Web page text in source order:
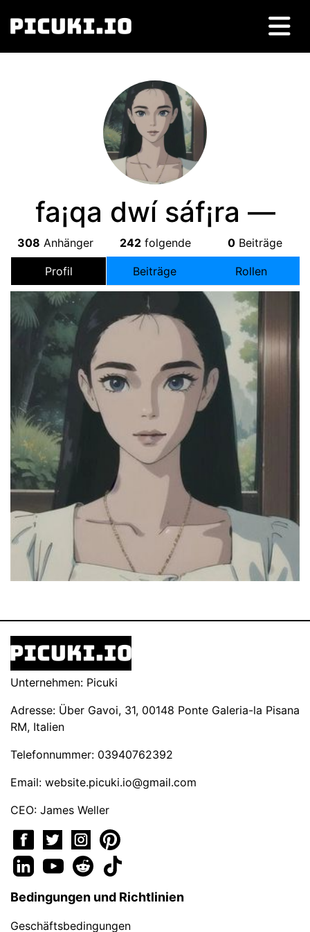
fa¡qa dwí sáf¡ra —
308 Anhänger 242folgende 0Beiträge
Profil Beiträge Rollen
Unternehmen: Picuki
Adresse: Über Gavoi, 31, 00148 Ponte Galeria-la Pisana
RM, Italien
Telefonnummer: 03940762392
Email: website.picuki.io@gmail.com
CEO: James Weller
Bedingungen und Richtlinien
Geschäftsbedingungen